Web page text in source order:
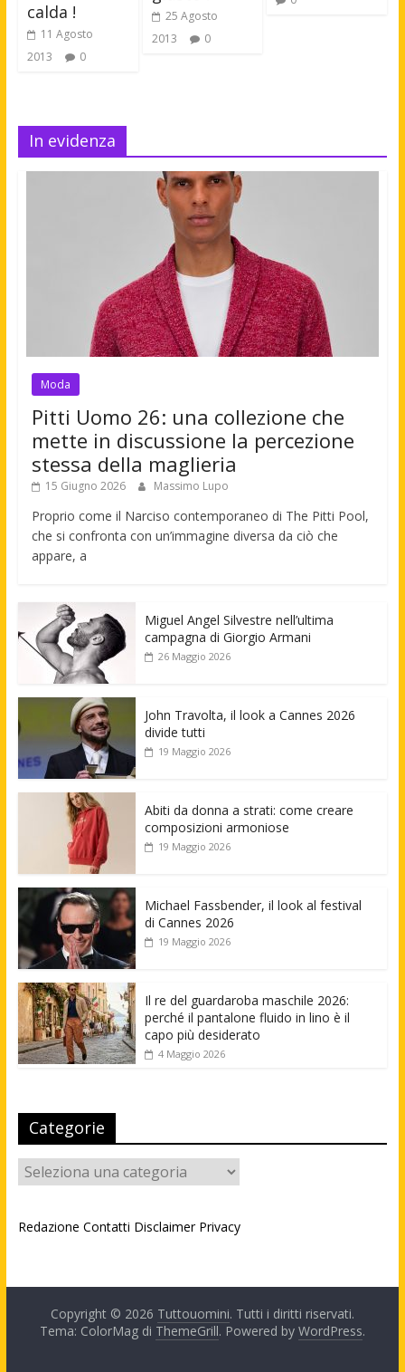
calda !
11 Agosto
2013
0
25 Agosto
2013
0
In evidenza
Moda
Pitti Uomo 26: una collezione che
mette in discussione la percezione
stessa della maglieria
15 Giugno 2026 Massimo Lupo
Proprio come il Narciso contemporaneo di The Pitti Pool,
che si confronta con un’immagine diversa da ciò che
appare, a
Miguel Angel Silvestre nell’ultima
campagna di Giorgio Armani
26 Maggio 2026
John Travolta, il look a Cannes 2026
divide tutti
19 Maggio 2026
Abiti da donna a strati: come creare
composizioni armoniose
19 Maggio 2026
Michael Fassbender, il look al festival
di Cannes 2026
19 Maggio 2026
Il re del guardaroba maschile 2026:
perché il pantalone fluido in lino è il
capo più desiderato
4 Maggio 2026
Categorie
Categorie
Redazione Contatti Disclaimer Privacy
Copyright © 2026 Tuttouomini. Tutti i diritti riservati.
Tema: ColorMag di ThemeGrill. Powered by WordPress.